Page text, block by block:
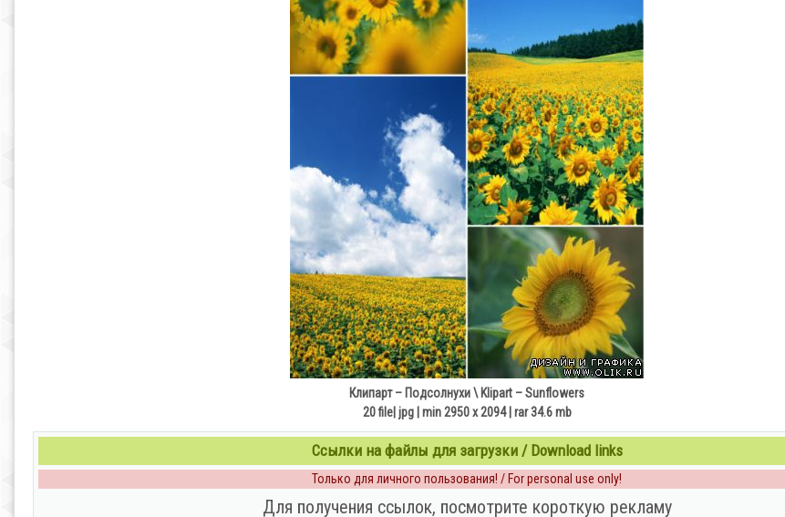
Клипарт – Подсолнухи \ Klipart – Sunflowers
20 file| jpg | min 2950 x 2094 | rar 34.6 mb
Ссылки на файлы для загрузки / Download links
Только для личного пользования! / For personal use only!
Для получения ссылок, посмотрите короткую рекламу